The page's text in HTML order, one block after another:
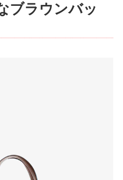
ブラウンバッ